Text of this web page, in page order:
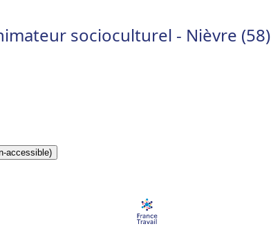
socioculturel - Nièvre (58)
accessible)